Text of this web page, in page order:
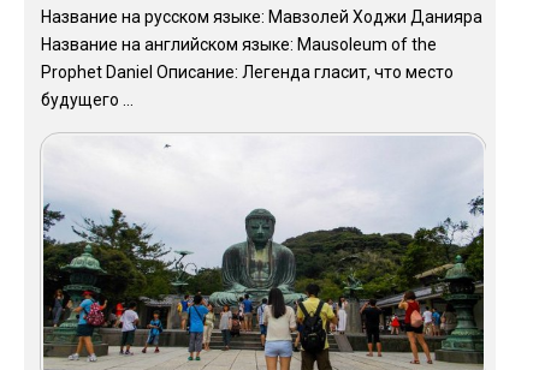
Название на русском языке: Мавзолей Ходжи Данияра
Название на английском языке: Mausoleum of the
Prophet Daniel Описание: Легенда гласит, что место
будущего ...